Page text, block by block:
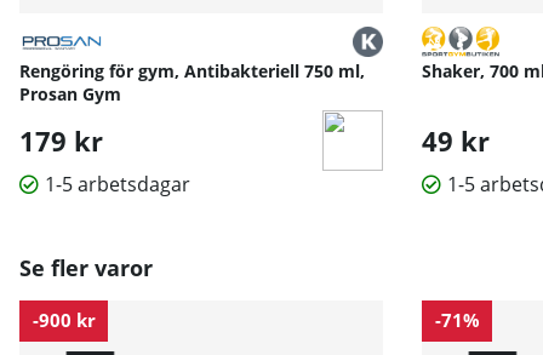
Rengöring för gym, Antibakteriell 750 ml,
Prosan Gym
179 kr
1-5 arbetsdagar
Shaker, 700
49 kr
1-5
Se fler varor
-900 kr -71%